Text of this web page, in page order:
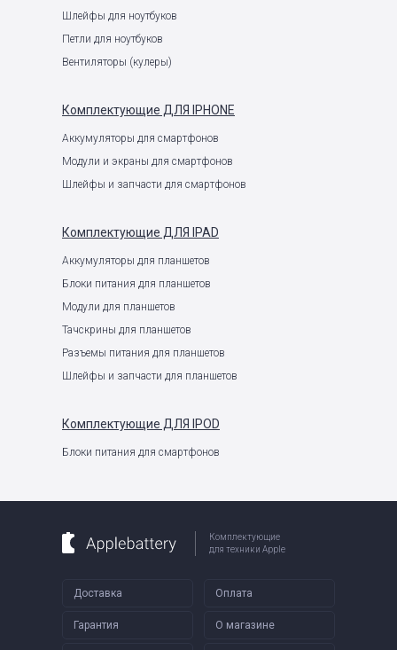
Шлейфы для ноутбуков
Петли для ноутбуков
Вентиляторы (кулеры)
Комплектующие ДЛЯ IPHONE
Аккумуляторы для смартфонов
Модули и экраны для смартфонов
Шлейфы и запчасти для смартфонов
Комплектующие ДЛЯ IPAD
Аккумуляторы для планшетов
Блоки питания для планшетов
Модули для планшетов
Тачскрины для планшетов
Разъемы питания для планшетов
Шлейфы и запчасти для планшетов
Комплектующие ДЛЯ IPOD
Блоки питания для смартфонов
Комплектующие
для техники Apple
Доставка Оплата
Гарантия О магазине